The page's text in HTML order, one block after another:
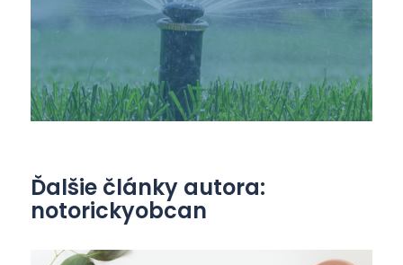
Ďalšie články autora:
notorickyobcan